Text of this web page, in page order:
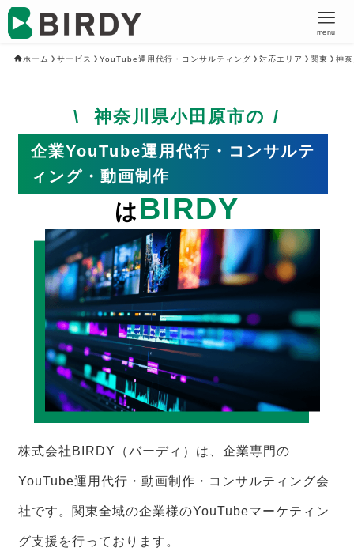
menu
ホーム サービス YouTube運用代行・コンサルティング 対応エリア 関東 神
神奈川県小田原市の
企業YouTube運用代行・コンサルテ
ィング・動画制作
はBIRDY
株式会社BIRDY（バーディ）は、企業専門の
YouTube運用代行・動画制作・コンサルティング会
社です。関東全域の企業様のYouTubeマーケティン
グ支援を行っております。